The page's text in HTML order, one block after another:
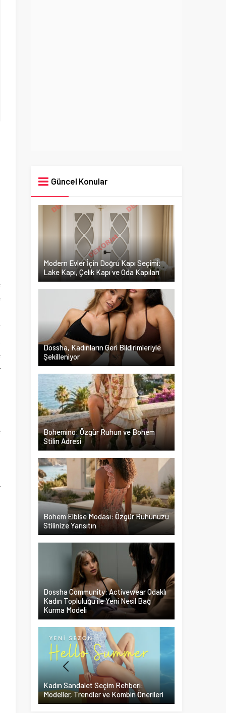
Güncel Konular
Modern Evler İçin Doğru Kapı Seçimi:
Lake Kapı, Çelik Kapı ve Oda Kapıları
Dossha, Kadınların Geri Bildirimleriyle
Şekilleniyor
Bohemino: Özgür Ruhun ve Bohem
Stilin Adresi
Bohem Elbise Modası: Özgür Ruhunuzu
Stilinize Yansıtın
Dossha Community: Activewear Odaklı
Kadın Topluluğu ile Yeni Nesil Bağ
Kurma Modeli
Kadın Sandalet Seçim Rehberi:
Modeller, Trendler ve Kombin Önerileri